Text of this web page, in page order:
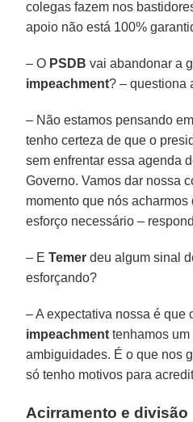
colegas fazem nos
apoio não está 100%
– O PSDB vai abandonar a
impeachment? – questiona
– Não estamos pensando
tenho certeza de que o
sem enfrentar essa agenda
Governo. Vamos dar nossa
momento que nós
esforço necessário –
– ETemer deu algum sinal
esforçando?
– A expectativa nossa é que
impeachment tenhamos
ambiguidades. É o que nos
só tenho motivos para
Acirramento e divisão